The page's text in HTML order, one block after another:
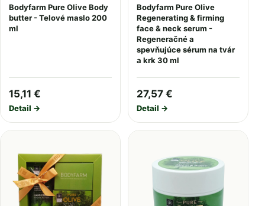
Bodyfarm Pure Olive Body
butter - Telové maslo 200
ml
15,11 €
Detail →
Bodyfarm Pure Olive
Regenerating & firming
face & neck serum -
Regeneračné a
spevňujúce sérum na tvár
a krk 30 ml
27,57 €
Detail →